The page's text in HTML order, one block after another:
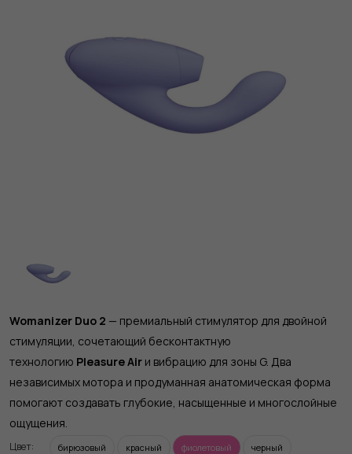
Womanizer Duo 2 — премиальный стимулятор для двойной
стимуляции, сочетающий бесконтактную
технологию Pleasure Air и вибрацию для зоны G. Два
независимых мотора и продуманная анатомическая форма
помогают создавать глубокие, насыщенные и многослойные
ощущения.
Цвет: бирюзовый красный фиолетовый черный